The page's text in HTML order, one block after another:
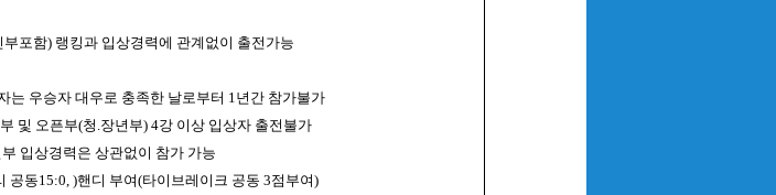
포함) 랭킹과 입상경력에 관계없이 출전가능
는 우승자 대우로 충족한 날로부터 1년간 참가불가
및 오픈부(청.장년부) 4강 이상 입상자 출전불가
입상경력은 상관없이 참가 가능
공동15:0, )핸디 부여(타이브레이크 공동 3점부여)